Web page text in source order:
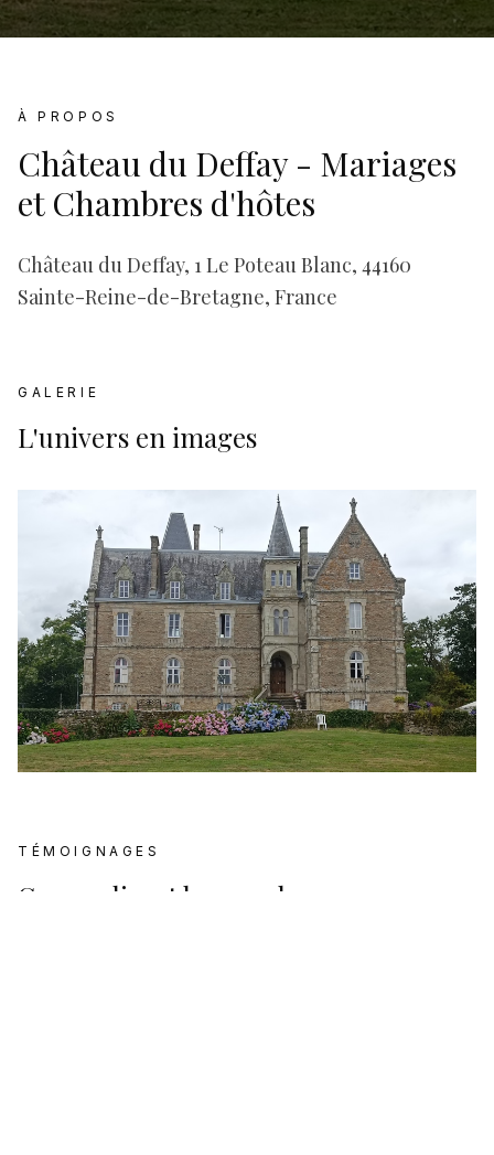
À PROPOS
Château du Deffay - Mariages
et Chambres d'hôtes
Château du Deffay, 1 Le Poteau Blanc, 44160
Sainte-Reine-de-Bretagne, France
GALERIE
L'univers en images
TÉMOIGNAGES
Ce que disent les couples